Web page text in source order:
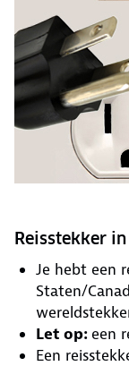
Reisstekker in
Je hebt een
Staten/
Let op: een
Een